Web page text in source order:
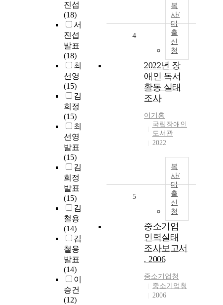
진섭
(18)
서
진섭
발표
(18)
최
선영
(15)
김
희정
(15)
최
선영
발표
(15)
김
희정
발표
(15)
김
철용
(14)
김
철용
발표
(14)
이
승건
(12)
복
사/
대
출
신
청
4
2022년 장
애인 독서
활동 실태
조사
이기홍
국립장애인
도서관
2022
복
사/
대
출
신
청
5
중소기업
인력실태
조사보고서
. 2006
중소기업청
중소기업청
2006